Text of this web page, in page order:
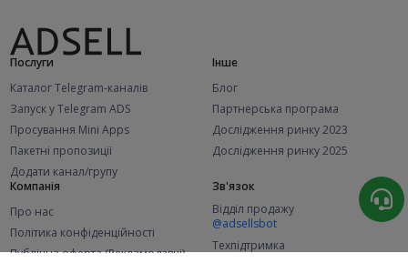
Послуги
Каталог Telegram-каналів
Запуск у Telegram ADS
Просування Mini Apps
Пакетні пропозиції
Додати канал/групу
Інше
Блог
Партнерська програма
Дослідження ринку 2023
Дослідження ринку 2025
Компанія
Про нас
Політика конфіденційності
Публічна оферта (Рекламодавці)
Зв'язок
Відділ продажу
@adsellsbot
Техпідтримка